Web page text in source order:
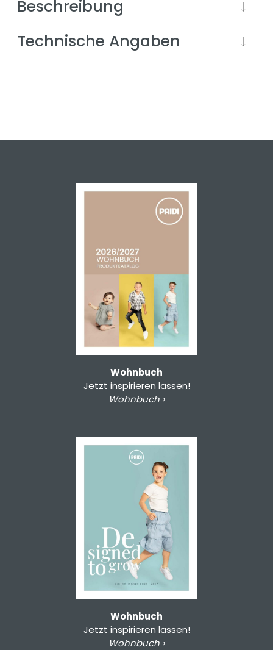
Beschreibung
Technische Angaben
Wohnbuch
Jetzt inspirieren lassen!
Wohnbuch ›
Wohnbuch
Jetzt inspirieren lassen!
Wohnbuch ›